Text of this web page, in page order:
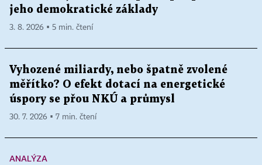
jeho demokratické základy
3. 8. 2026 ▪ 5 min. čtení
Vyhozené miliardy, nebo špatně zvolené
měřítko? O efekt dotací na energetické
úspory se přou NKÚ a průmysl
30. 7. 2026 ▪ 7 min. čtení
ANALÝZA